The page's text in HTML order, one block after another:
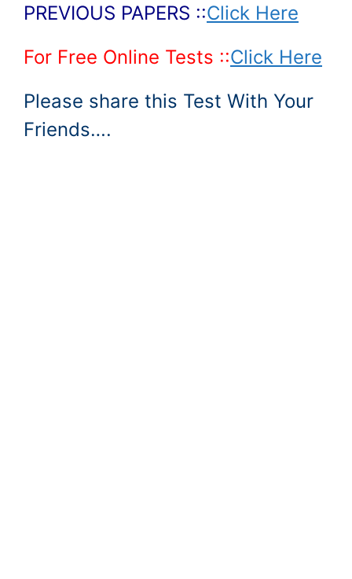
PREVIOUS PAPERS ::Click Here
For Free Online Tests ::Click Here
Please share this Test With Your
Friends….